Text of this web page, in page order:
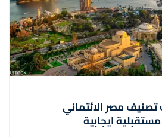
تصنيف مصر الائتماني